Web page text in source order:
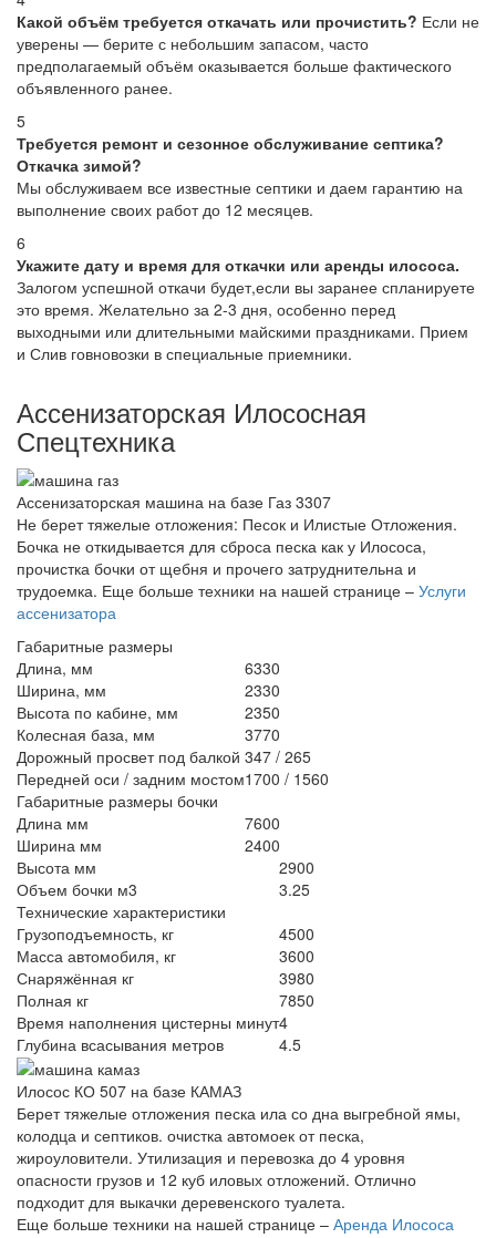
Какой объём требуется откачать или прочистить? Если не
уверены — берите с небольшим запасом, часто
предполагаемый объём оказывается больше фактического
объявленного ранее.
5
Требуется ремонт и сезонное обслуживание септика?
Откачка зимой?
Мы обслуживаем все известные септики и даем гарантию на
выполнение своих работ до 12 месяцев.
6
Укажите дату и время для откачки или аренды илососа.
Залогом успешной откачи будет,если вы заранее спланируете
это время. Желательно за 2-3 дня, особенно перед
выходными или длительными майскими праздниками. Прием
и Слив говновозки в специальные приемники.
Ассенизаторская Илососная
Спецтехника
Ассенизаторская машина на базе Газ 3307
Не берет тяжелые отложения: Песок и Илистые Отложения.
Бочка не откидывается для сброса песка как у Илососа,
прочистка бочки от щебня и прочего затруднительна и
трудоемка. Еще больше техники на нашей странице – Услуги
ассенизатора
Габаритные размеры
Длина, мм
6330
Ширина, мм
2330
Высота по кабине, мм
2350
Колесная база, мм
3770
Дорожный просвет под балкой 347 / 265
Передней оси / задним мостом1700 / 1560
Габаритные размеры бочки
Длина мм
7600
Ширина мм
2400
Высота мм
2900
Объем бочки м3
3.25
Технические характеристики
Грузоподъемность, кг
4500
Масса автомобиля, кг
3600
Снаряжённая кг
3980
Полная кг
7850
Время наполнения цистерны минут4
Глубина всасывания метров
4.5
Илосос КО 507 на базе КАМАЗ
Берет тяжелые отложения песка ила со дна выгребной ямы,
колодца и септиков. очистка автомоек от песка,
жироуловители. Утилизация и перевозка до 4 уровня
опасности грузов и 12 куб иловых отложений. Отлично
подходит для выкачки деревенского туалета.
Еще больше техники на нашей странице – Аренда Илососа